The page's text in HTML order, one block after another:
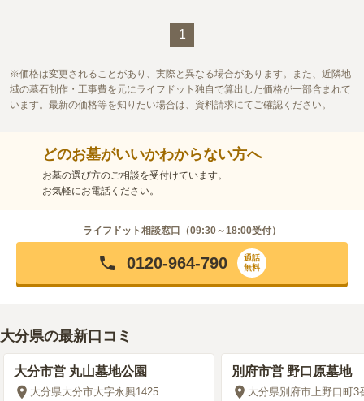
1
価格は変更されることがあり、実際と異なる場合があります。また、近隣地
域の墓石制作・工事費を元にライフドット独自で算出した価格が一部含まれて
います。最新の価格等を知りたい場合は、資料請求にてご確認ください。
どのお墓がいいかわからない方へ
お墓の選び方のご相談を受付けています。
お気軽にお電話ください。
ライフドット相談窓口（09:30～18:00受付）
0120-964-790
通話
無料
大分県の最新口コミ
大分市営 丸山墓地公園
大分県大分市大字永興1425
別府市営 野口原墓地
大分県別府市上野口町3